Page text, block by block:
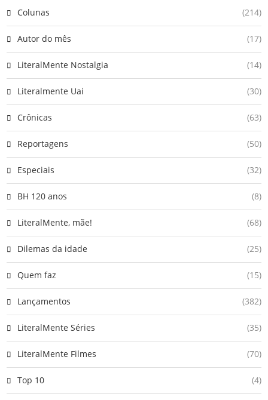
Colunas (214)
Autor do mês (17)
LiteralMente Nostalgia (14)
Literalmente Uai (30)
Crônicas (63)
Reportagens (50)
Especiais (32)
BH 120 anos (8)
LiteralMente, mãe! (68)
Dilemas da idade (25)
Quem faz (15)
Lançamentos (382)
LiteralMente Séries (35)
LiteralMente Filmes (70)
Top 10 (4)